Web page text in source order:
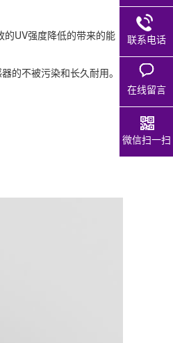
UV强度降低的带来的能
的不被污染和长久耐用。
联系电话
在线留言
微信扫一扫